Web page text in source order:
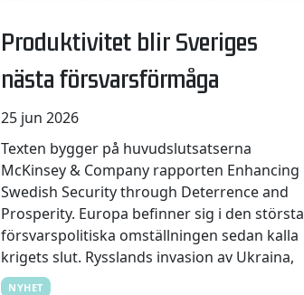
Produktivitet blir Sveriges
nästa försvarsförmåga
Published on:
25 jun 2026
Texten bygger på huvudslutsatserna
McKinsey & Company rapporten Enhancing
Swedish Security through Deterrence and
Prosperity. Europa befinner sig i den största
försvarspolitiska omställningen sedan kalla
krigets slut. Rysslands invasion av Ukraina,
Categories:
NYHET